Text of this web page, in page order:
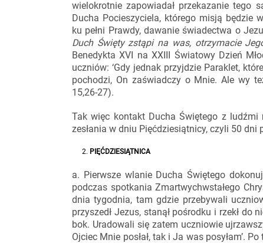
wielokrotnie zapowiadał przekazanie tego
Ducha Pocieszyciela, którego misją będzie
ku pełni Prawdy, dawanie świadectwa o
Duch Święty zstąpi na was, otrzymacie
Benedykta XVI na XXIII Światowy Dzień
uczniów: ‘Gdy jednak przyjdzie Paraklet,
pochodzi, On zaświadczy o Mnie. Ale wy
15,26-27).
Tak więc kontakt Ducha Świętego z ludźmi
zesłania w dniu Pięćdziesiątnicy, czyli 50
PIĘĆDZIESIĄTNICA
a. Pierwsze wlanie Ducha Świętego
podczas spotkania Zmartwychwstałego
dnia tygodnia, tam gdzie przebywali
przyszedł Jezus, stanął pośrodku i rzekł do
bok. Uradowali się zatem uczniowie
Ojciec Mnie posłał, tak i Ja was posyłam’.